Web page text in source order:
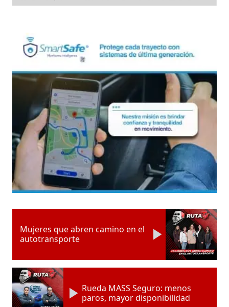
Mujeres que abren camino en el
autotransporte
Rueda MASS Seguro: menos
paros, mayor disponibilidad